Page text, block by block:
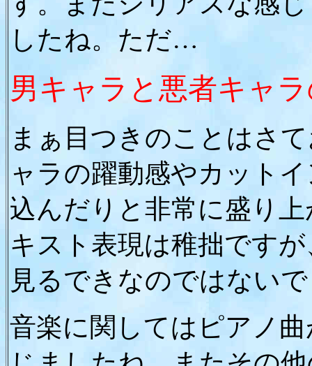
したね。ただ…
男キャラと悪者キャ
まぁ目つきのことはさ
ャラの躍動感やカット
込んだりと非常に盛り
キスト表現は稚拙です
見るできなのではない
音楽に関してはピアノ